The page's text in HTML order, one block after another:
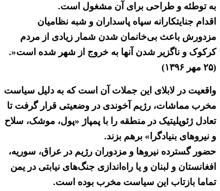
به توطئه و طراحی برای آن مشغول است.
اقدام جنایتکارانه سپاه پاسداران و شبه نظامیان
مزدورش باعث بی‌خانمان شدن شمار زیادی از مردم
کرکوک و ناگزیر شدن آنها به خروج از شهر شده است«.
(۲۵ مهر ۱۳۹۶)
واقعیت در لابلای این جملات آن است که به دلیل سیاست
مخرب مماشات، رژیم آخوندی در وضعیتی قرار گرفت تا
تعادل ژئوپلیتیک در منطقه را با پمپاژ «پول، موشک، سلاح
و نیروهای بنیادگرا» برهم بزند.
حضور گسترده نیروها و مزدوران رژیم در عراق، سوریه،
افغانستان و لبنان و یا راه‌اندازی جنگ‌های نیابتی در یمن
تماما بازتاب این سیاست مخرب بوده است.